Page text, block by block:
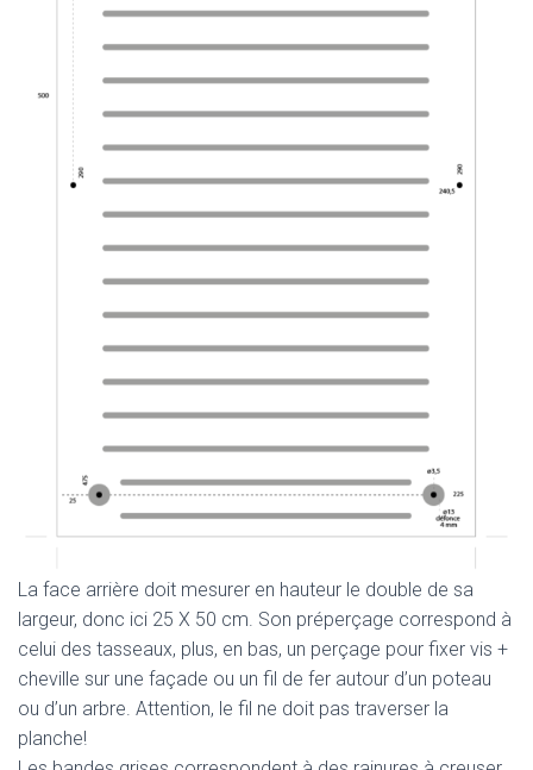
La face arrière doit mesurer en hauteur le double de sa
largeur, donc ici 25 X 50 cm. Son préperçage correspond à
celui des tasseaux, plus, en bas, un perçage pour fixer vis +
cheville sur une façade ou un fil de fer autour d’un poteau
ou d’un arbre. Attention, le fil ne doit pas traverser la
planche!